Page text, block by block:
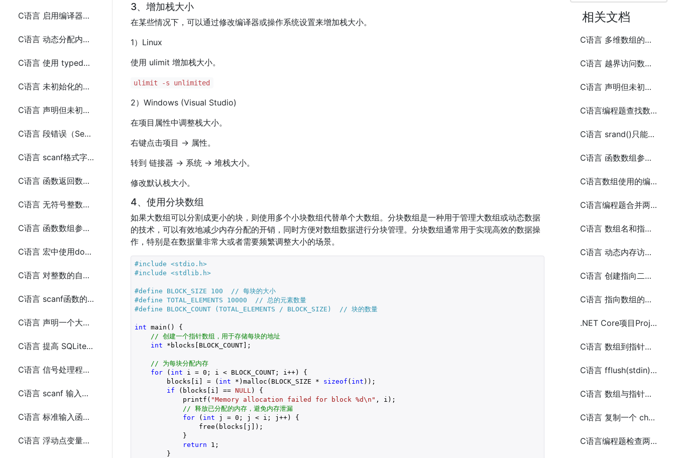
C语言 启用编译器警告的原
C语言 动态分配内存初始化为特定的魔数的原因
C语言 使用 typedef 为指针定义一个别名
C语言 未初始化的变量未定义行为
C语言 声明但未初始化的变量的问题
C语言 段错误（Segmentation Fault）
C语言 scanf格式字符串中的尾随空白字符问题
C语言 函数返回数组的问题
C语言 无符号整数溢出问题
C语言 函数数组参数的大小与定义时不相同的问题
C语言 宏中使用do-while 和 if-else 语句的原因
C语言 对整数的自增操作原子性问题
C语言 scanf函数的替代方案
C语言 声明一个大数组的问题及解决方法
C语言 提高 SQLite 插入性能的方法
C语言 信号处理程序中 printf 的使用问题
C语言 scanf 输入带空格的内容
C语言 标准输入函数按回车读取输入问题
C语言 浮动点变量与浮动点字面量进行比较问题
3、增加栈大小
在某些情况下，可以通过修改编译器或操作系统设置来增加栈大小。
1）Linux
使用 ulimit 增加栈大小。
ulimit -s unlimited
2）Windows (Visual Studio)
在项目属性中调整栈大小。
右键点击项目 -> 属性。
转到 链接器 -> 系统 -> 堆栈大小。
修改默认栈大小。
4、使用分块数组
如果大数组可以分割成更小的块，则使用多个小块数组代替单个大数组。分块数组是一种用于管理大数组或动态数据
的技术，可以有效地减少内存分配的开销，同时方便对数组数据进行分块管理。分块数组通常用于实现高效的数据操
作，特别是在数据量非常大或者需要频繁调整大小的场景。
#include <stdio.h>
#include <stdlib.h>
#define BLOCK_SIZE 100  // 每块的大小
#define TOTAL_ELEMENTS 10000  // 总的元素数量
#define BLOCK_COUNT (TOTAL_ELEMENTS / BLOCK_SIZE)  // 块的数量
int main() {
// 创建一个指针数组，用于存储每块的地址
int *blocks[BLOCK_COUNT];
// 为每块分配内存
for ( int i = 0 ; i < BLOCK_COUNT; i++) {
        blocks[i] = (
int *)malloc(BLOCK_SIZE * sizeof ( int ));
if (blocks[i] == NULL ) {
            printf(
"Memory allocation failed for block %d\n" , i);
// 释放已分配的内存，避免内存泄漏
for ( int j = 0 ; j < i; j++) {
                free(blocks[j]);
            }
return
1 ;
        }
相关文档
C语言 多维数组的内存分配问题
C语言 越界访问数组问题
C语言 声明但未初始化的变量的问题
C语言编程题查找数组中的重复元素
C语言 srand()只能在程序中调用一次的问题
C语言 函数数组参数使用sizeof的获取大小的问题
C语言数组使用的编程实例练习
C语言编程题合并两个数组
C语言 数组名和指针之间的区别
C语言 动态内存访问问题
C语言 创建指向二维数组的指针
C语言 指向数组的指针与数组的指针之间的区别
.NET Core项目ProjectGuid无效的问题解决方法
C语言 数组到指针的转换
C语言 fflush(stdin) 的使用问题
C语言 数组与指针传递的区别
C语言 复制一个 char 数组（字符串）
C语言编程题检查两个数组是否相等